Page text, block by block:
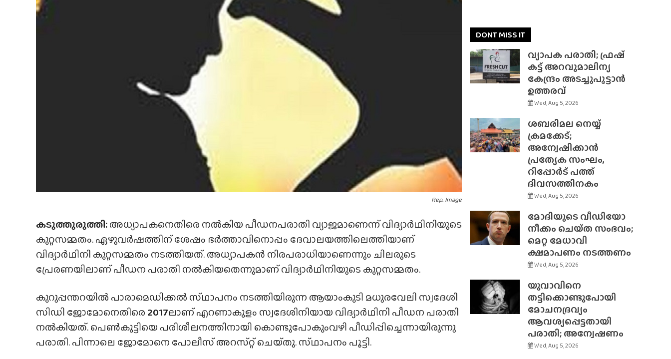
Rep. Image
കടുത്തുരുത്തി:അധ്യാപകനെതിരെ നൽകിയ പീഡനപരാതി വ്യാജമാണെന്ന് വിദ്യാർഥിനിയുടെ
കുറ്റസമ്മതം. ഏഴുവർഷത്തിന് ശേഷം ഭർത്താവിനൊപ്പം ദേവാലയത്തിലെത്തിയാണ്
വിദ്യാർഥിനി കുറ്റസമ്മതം നടത്തിയത്. അധ്യാപകൻ നിരപരാധിയാണെന്നും ചിലരുടെ
പ്രേരണയിലാണ് പീഡന പരാതി നൽകിയതെന്നുമാണ് വിദ്യാർഥിനിയുടെ കുറ്റസമ്മതം.
കുറുപ്പന്തറയിൽ പാരാമെഡിക്കൽ സ്‌ഥാപനം നടത്തിയിരുന്ന ആയാംകുടി മധുരവേലി സ്വദേശി
സിഡി ജോമോനെതിരെ 2017ലാണ് എറണാകുളം സ്വദേശിനിയായ വിദ്യാർഥിനി പീഡന പരാതി
നൽകിയത്. പെൺകുട്ടിയെ പരിശീലനത്തിനായി കൊണ്ടുപോകുംവഴി പീഡിപ്പിച്ചെന്നായിരുന്നു
പരാതി. പിന്നാലെ ജോമോനെ പോലീസ് അറസ്‌റ്റ് ചെയ്‌തു. സ്‌ഥാപനം പൂട്ടി.
DONT MISS IT
വ്യാപക പരാതി; ഫ്രഷ്
കട്ട് അറവുമാലിന്യ
കേന്ദ്രം അടച്ചുപൂട്ടാൻ
ഉത്തരവ്
Wed, Aug 5, 2026
ശബരിമല നെയ്യ്
ക്രമക്കേട്;
അന്വേഷിക്കാൻ
പ്രത്യേക സംഘം,
റിപ്പോർട് പത്ത്
ദിവസത്തിനകം
Wed, Aug 5, 2026
മോദിയുടെ വീഡിയോ
നീക്കം ചെയ്‌ത സംഭവം;
മെറ്റ മേധാവി
ക്ഷമാപണം നടത്തണം
Wed, Aug 5, 2026
യുവാവിനെ
തട്ടിക്കൊണ്ടുപോയി
മോചനദ്രവ്യം
ആവശ്യപ്പെട്ടതായി
പരാതി; അന്വേഷണം
Wed, Aug 5, 2026